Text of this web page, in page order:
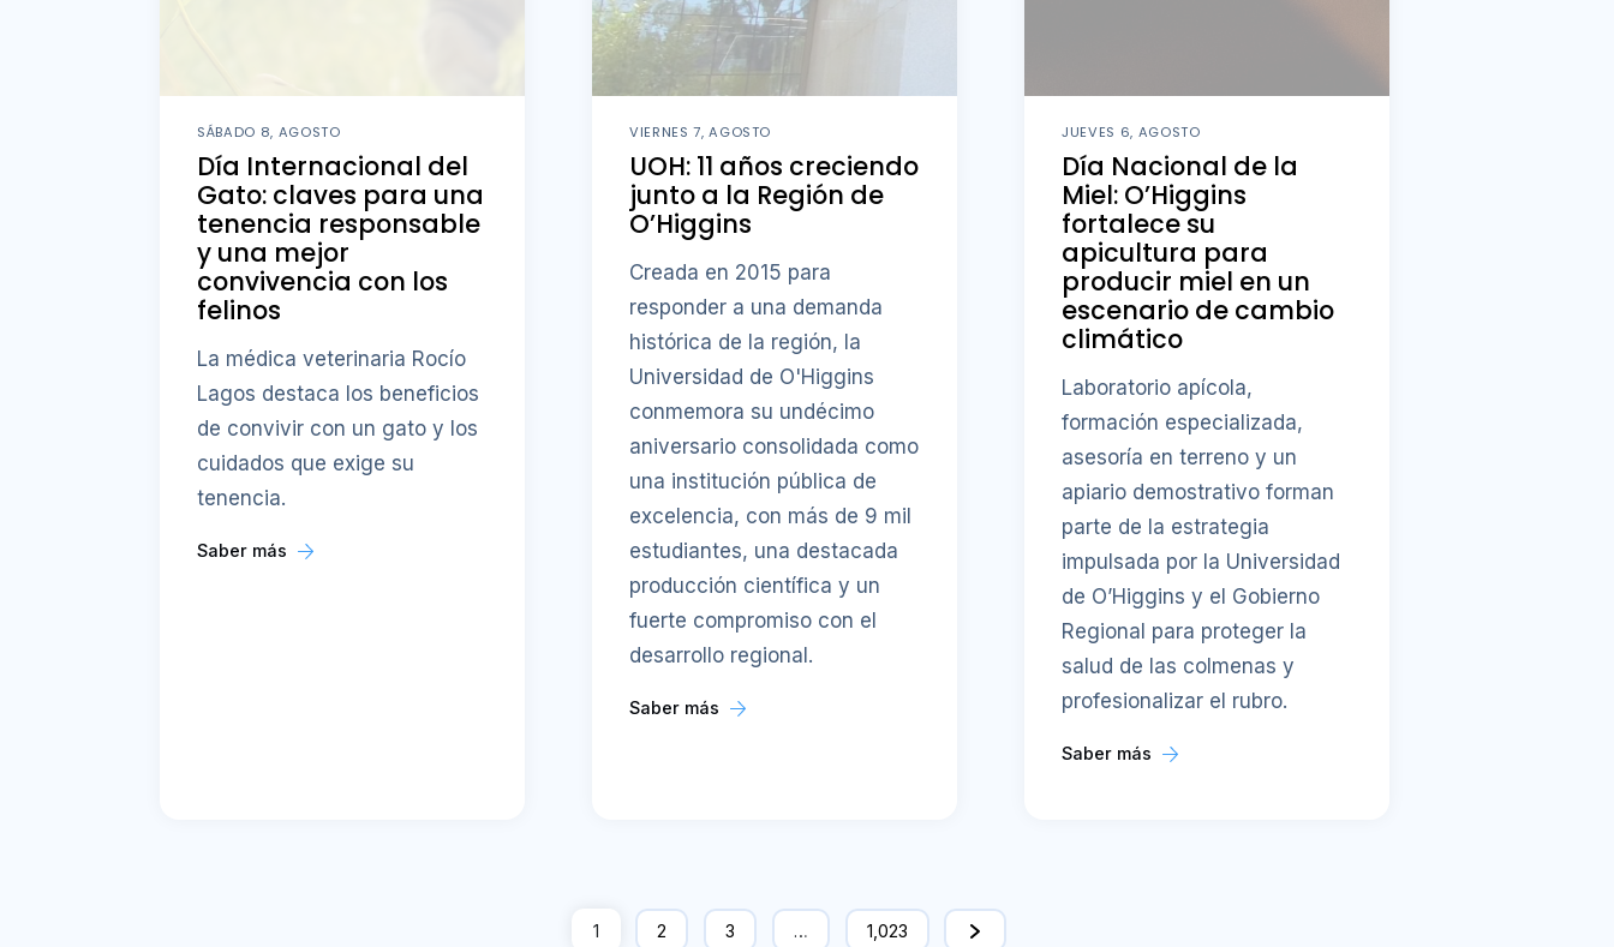
SÁBADO 8, AGOSTO
Día Internacional del
Gato: claves para una
tenencia responsable
y una mejor
convivencia con los
felinos
La médica veterinaria Rocío
Lagos destaca los beneficios
de convivir con un gato y los
cuidados que exige su
tenencia.
Saber más
VIERNES 7, AGOSTO
UOH: 11 años creciendo
junto a la Región de
O’Higgins
Creada en 2015 para
responder a una demanda
histórica de la región, la
Universidad de O'Higgins
conmemora su undécimo
aniversario consolidada como
una institución pública de
excelencia, con más de 9 mil
estudiantes, una destacada
producción científica y un
fuerte compromiso con el
desarrollo regional.
Saber más
JUEVES 6, AGOSTO
Día Nacional de la
Miel: O’Higgins
fortalece su
apicultura para
producir miel en un
escenario de cambio
climático
Laboratorio apícola,
formación especializada,
asesoría en terreno y un
apiario demostrativo forman
parte de la estrategia
impulsada por la Universidad
de O’Higgins y el Gobierno
Regional para proteger la
salud de las colmenas y
profesionalizar el rubro.
Saber más
1 2 3 … 1,023